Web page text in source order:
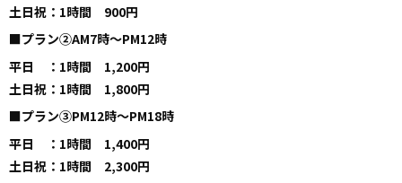
土日祝：1時間 900円
■プラン②AM7時～PM12時
平日 ：1時間 1,200円
土日祝：1時間 1,800円
■プラン③PM12時～PM18時
平日 ：1時間 1,400円
土日祝：1時間 2,300円